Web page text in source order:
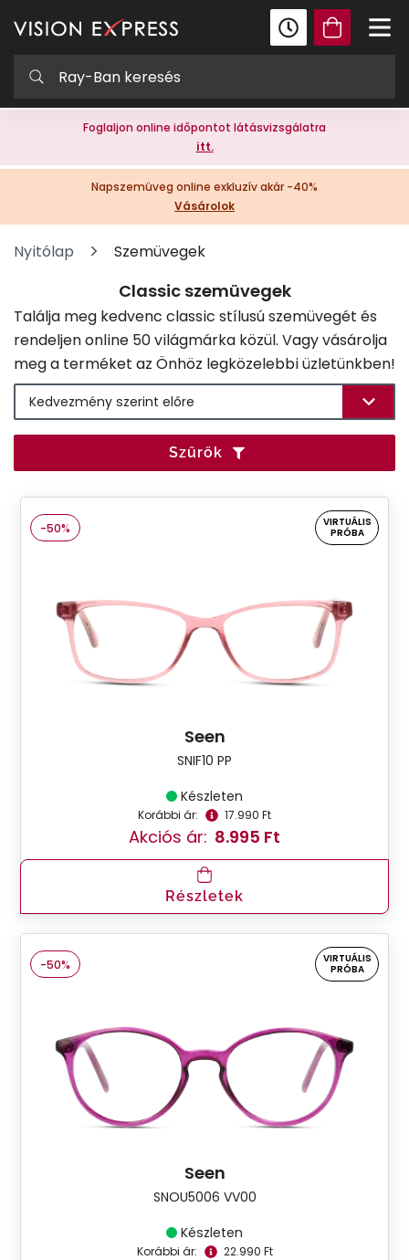
Foglaljon online időpontot látásvizsgálatra
itt.
Napszemüveg online exkluzív akár -40%
Vásárolok
Nyitólap Szemüvegek
Classic szemüvegek
Találja meg kedvenc classic stílusú szemüvegét és
rendeljen online 50 világmárka közül. Vagy vásárolja
meg a terméket az Önhöz legközelebbi üzletünkben!
Szűrők
-50%
VIRTUÁLIS
PRÓBA
Seen
SNIF10 PP
Készleten
Korábbi ár: 17.990 Ft
Akciós ár: 8.995 Ft
Részletek
-50%
VIRTUÁLIS
PRÓBA
Seen
SNOU5006 VV00
Készleten
Korábbi ár: 22.990 Ft